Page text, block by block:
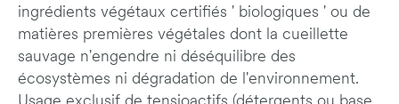
ingrédients végétaux certifiés ' biologiques ' ou de
matières premières végétales dont la cueillette
sauvage n'engendre ni déséquilibre des
écosystèmes ni dégradation de l'environnement.